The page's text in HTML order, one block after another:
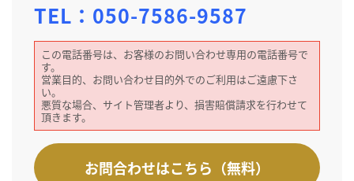
TEL： 050-7586-9587
この電話番号は、お客様のお問い合わせ専用の電話番号で
す。
営業目的、お問い合わせ目的外でのご利用はご遠慮下さ
い。
悪質な場合、サイト管理者より、損害賠償請求を行わせて
頂きます。
お問合わせはこちら（無料）